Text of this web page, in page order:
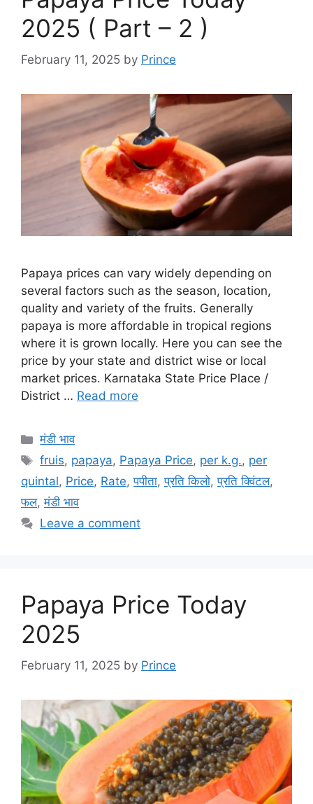
2025 ( Part – 2 )
February 11, 2025 by Prince
Papaya prices can vary widely depending on
several factors such as the season, location,
quality and variety of the fruits. Generally
papaya is more affordable in tropical regions
where it is grown locally. Here you can see the
price by your state and district wise or local
market prices. Karnataka State Price Place /
District … Read more
Categories
मंडी भाव
Tags
fruis, papaya, Papaya Price, per k.g., per
quintal, Price, Rate,पपीता,प्रति किलो,प्रति क्विंटल,
फल,मंडी भाव
Leave a comment
Papaya Price Today
2025
February 11, 2025 by Prince